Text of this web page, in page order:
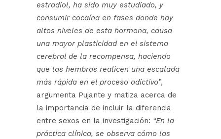
estradiol, ha sido muy estudiado, y
consumir cocaína en fases donde hay
altos niveles de esta hormona, causa
una mayor plasticidad en el sistema
cerebral de la recompensa, haciendo
que las hembras realicen una escalada
más rápida en el proceso adictivo”,
argumenta Pujante y matiza acerca de
la importancia de incluir la diferencia
entre sexos en la investigación: “En la
práctica clínica, se observa cómo las